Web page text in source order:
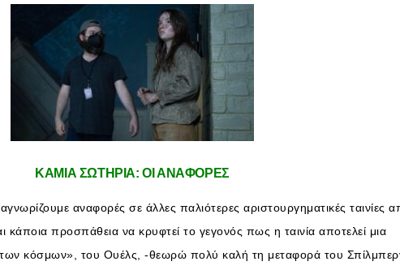
ΚΑΜΙΑ ΣΩΤΗΡΙΑ: ΟΙ ΑΝΑΦΟΡΕΣ
αναφορές σε άλλες παλιότερες αριστουργηματικές ταινίες
προσπάθεια να κρυφτεί το γεγονός πως η ταινία αποτελεί μια
κόσμων», του Ουέλς, -θεωρώ πολύ καλή τη μεταφορά του